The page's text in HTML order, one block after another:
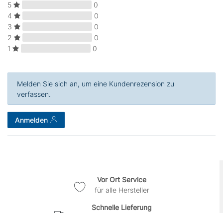
5
0
4
0
3
0
2
0
1
0
Melden Sie sich an, um eine Kundenrezension zu
verfassen.
Anmelden
Vor Ort Service
für alle Hersteller
Schnelle Lieferung